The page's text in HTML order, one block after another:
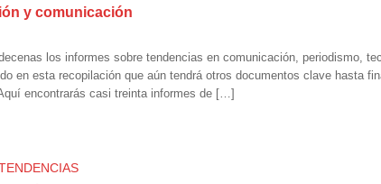
y comunicación
los informes sobre tendencias en comunicación, periodismo,
en esta recopilación que aún tendrá otros documentos clave hasta
encontrarás casi treinta informes de […]